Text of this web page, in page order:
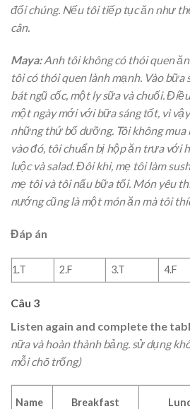
đổi chúng. Nếu tôi tiếp tục ăn như
cân.
Maya:Anh tôi không có thói quen
tôi có thói quen lành mạnh. Vào
bát ngũ cốc, một ly sữa và chuối.
một ngày mới với bữa sáng tốt, vì
những thứ bổ dưỡng. Tôi không
vào đó, tôi chuẩn bị hộp ăn trưa với
luộc và salad. Đôi khi, mẹ tôi làm
mẹ tôi và tôi nấu bữa tối. Món yêu
nướng cũng là một món ăn mà tôi
Đáp án
1.T 2.F 3.T 4.F
Câu 3
Listen again and complete the
nữa và hoàn thành bảng. sử dụng
mỗi chõ trống)
Name Breakfast